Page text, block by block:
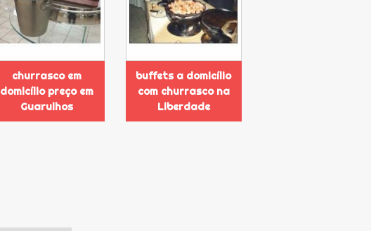
churrasco em
domicílio preço em
Guarulhos
buffets a domicílio
com churrasco na
Liberdade